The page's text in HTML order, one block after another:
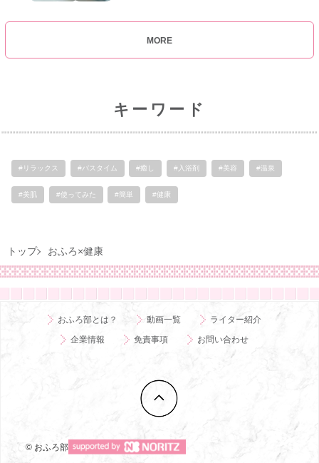
MORE
キーワード
#リラックス #バスタイム #癒し #入浴剤 #美容 #温泉
#美肌 #使ってみた #簡単 #健康
トップ おふろ×健康
© おふろ部
おふろ部とは？ 動画一覧
ライター紹介
企業情報
免責事項 お問い合わせ